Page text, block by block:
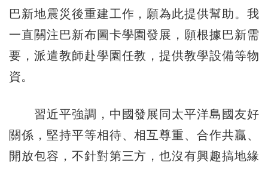
巴新地震災後重建工作，願為此提供幫助。我
一直關注巴新布圖卡學園發展，願根據巴新需
要，派遣教師赴學園任教，提供教學設備等物
資。
習近平強調，中國發展同太平洋島國友好
關係，堅持平等相待、相互尊重、合作共贏、
開放包容，不針對第三方，也沒有興趣搞地緣